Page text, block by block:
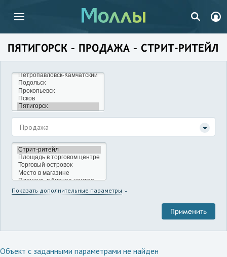
ПЯТИГОРСК – ПРОДАЖА – СТРИТ-РИТЕЙЛ
Продажа
Показать дополнительные параметры
Объект с заданными параметрами не найден